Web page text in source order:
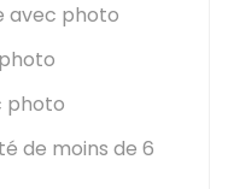
avec photo
photo
de moins de 6